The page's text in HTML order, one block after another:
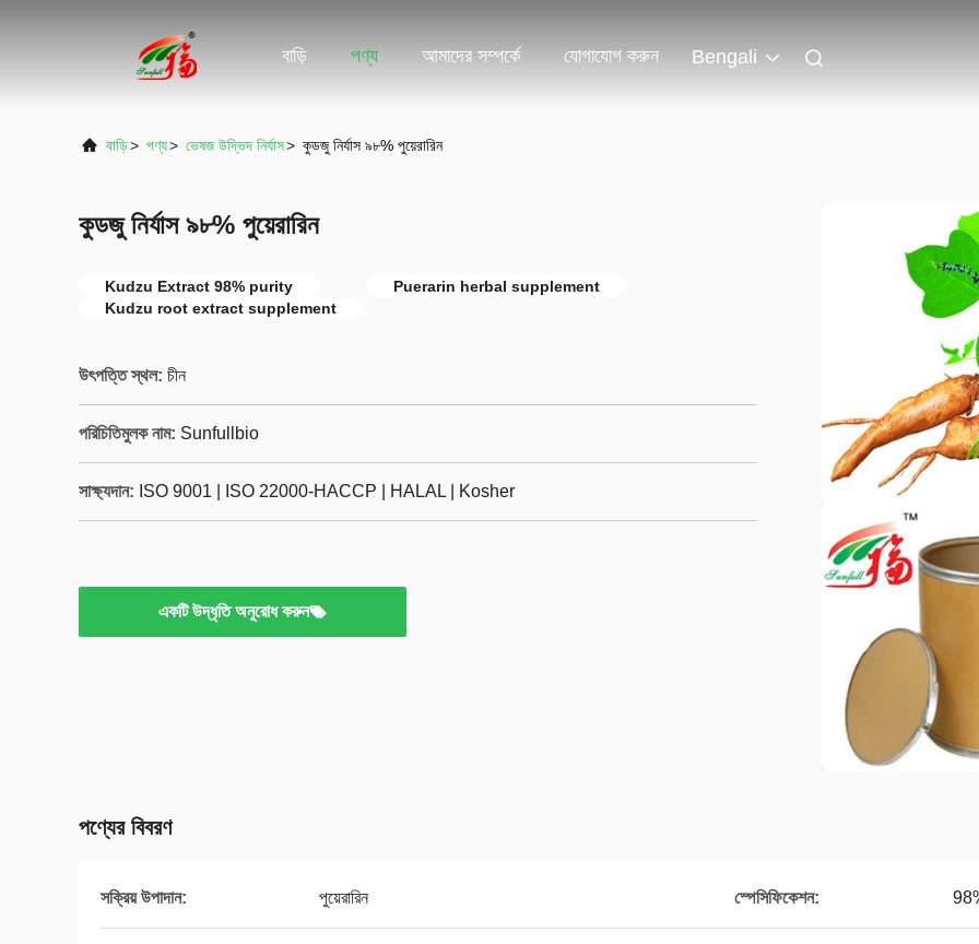
বাড়ি পণ্য আমাদের সম্পর্কে যোগাযোগ করুন Bengali
বাড়ি> পণ্য> ভেষজ উদ্ভিদ নির্যাস> কুডজু নির্যাস ৯৮% পুয়েরারিন
কুডজু নির্যাস ৯৮% পুয়েরারিন
Kudzu Extract 98% purity
Puerarin herbal supplement
Kudzu root extract supplement
উৎপত্তি স্থল: চীন
পরিচিতিমুলক নাম: Sunfullbio
সাক্ষ্যদান: ISO 9001 | ISO 22000-HACCP | HALAL | Kosher
একটি উদ্ধৃতি অনুরোধ করুন
পণ্যের বিবরণ
সক্রিয় উপাদান: পুয়েরারিন স্পেসিফিকেশন: